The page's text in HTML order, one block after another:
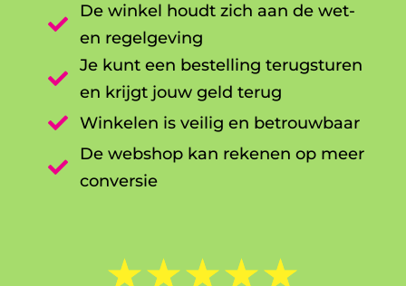

De winkel houdt zich aan de wet-
en regelgeving

Je kunt een bestelling terugsturen
en krijgt jouw geld terug

Winkelen is veilig en betrouwbaar

De webshop kan rekenen op meer
conversie
☆☆☆☆☆